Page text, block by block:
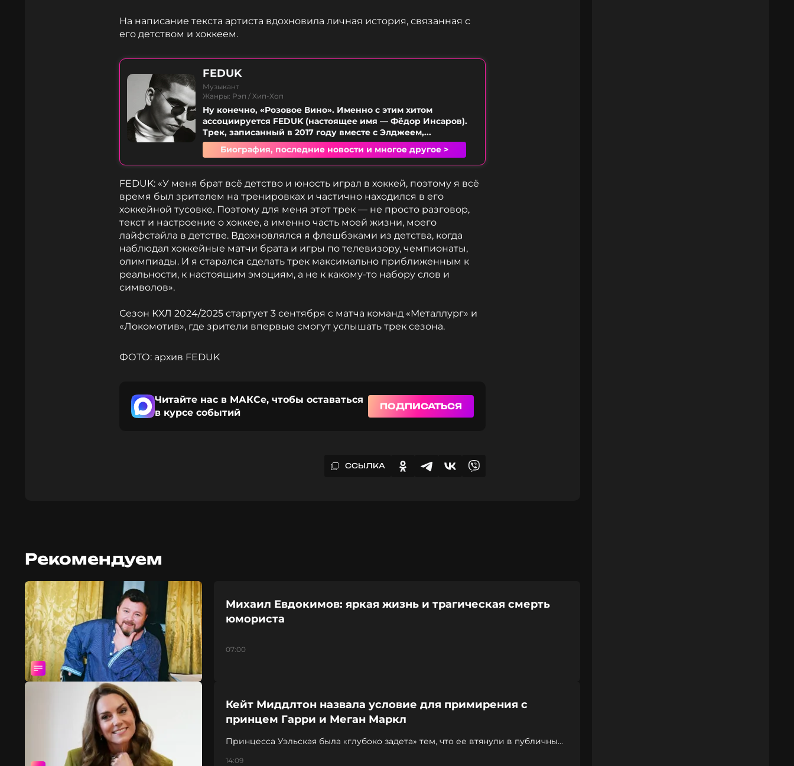
На написание текста артиста вдохновила личная история, связанная с
его детством и хоккеем.
FEDUK
Музыкант
Жанры: Рэп / Хип-Хоп
Ну конечно, «Розовое Вино». Именно с этим хитом
ассоциируется FEDUK (настоящее имя — Фёдор Инсаров).
Трек, записанный в 2017 году вместе с Элджеем,...
Биография, последние новости и многое другое >
FEDUK: «У меня брат всё детство и юность играл в хоккей, поэтому я всё
время был зрителем на тренировках и частично находился в его
хоккейной тусовке. Поэтому для меня этот трек — не просто разговор,
текст и настроение о хоккее, а именно часть моей жизни, моего
лайфстайла в детстве. Вдохновлялся я флешбэками из детства, когда
наблюдал хоккейные матчи брата и игры по телевизору, чемпионаты,
олимпиады. И я старался сделать трек максимально приближенным к
реальности, к настоящим эмоциям, а не к какому-то набору слов и
символов».
Сезон КХЛ 2024/2025 стартует 3 сентября с матча команд «Металлург» и
«Локомотив», где зрители впервые смогут услышать трек сезона.
ФОТО: архив FEDUK
Читайте нас в МАКСе, чтобы оставаться
в курсе событий
ПОДПИСАТЬСЯ
ССЫЛКА
Рекомендуем
Михаил Евдокимов: яркая жизнь и трагическая смерть
юмориста
07:00
Кейт Миддлтон назвала условие для примирения с
принцем Гарри и Меган Маркл
Принцесса Уэльская была «глубоко задета» тем, что ее втянули в публичный
14:09